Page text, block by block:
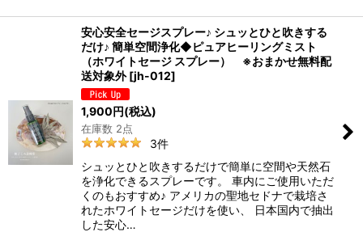
安心安全セージスプレー♪ シュッとひと吹きする
だけ♪ 簡単空間浄化◆ピュアヒーリングミスト
（ホワイトセージ スプレー） ※おまかせ無料配
送対象外 [jh-012]
1,900円(税込)
在庫数 2点
3件
シュッとひと吹きするだけで簡単に空間や天然石
を浄化できるスプレーです。 車内にご使用いただ
くのもおすすめ♪ アメリカの聖地セドナで栽培さ
れたホワイトセージだけを使い、 日本国内で抽出
した安心…